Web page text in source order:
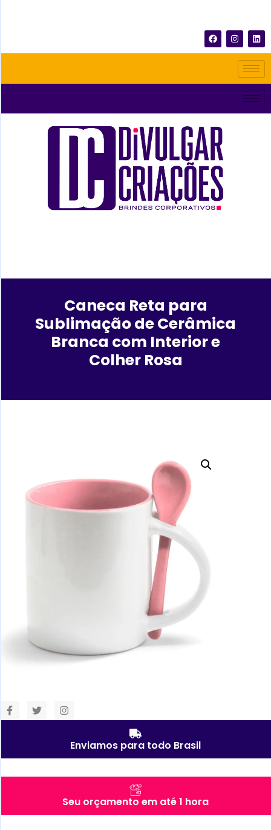
Caneca Reta para
Sublimação de Cerâmica
Branca com Interior e
Colher Rosa
Enviamos para todo Brasil
Seu orçamento em até 1 hora